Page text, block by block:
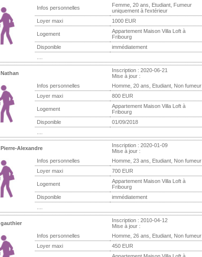
Infos personnelles
Femme, 20 ans, Etudiant, Fumeur
uniquement à l'extérieur
Loyer maxi 1000 EUR
Logement
Appartement Maison Villa Loft à
Fribourg
Disponible
immédiatement
Nathan
Inscription : 2020-06-21
Mise à jour :
Infos personnelles
Homme, 20 ans, Etudiant, Non fumeur
Loyer maxi 800 EUR
Logement
Appartement Maison Villa Loft à
Fribourg
Disponible
01/09/2018
Pierre-Alexandre
Inscription : 2020-01-09
Mise à jour :
Infos personnelles
Homme, 23 ans, Etudiant, Non fumeur
Loyer maxi 700 EUR
Logement
Appartement Maison Villa Loft à
Fribourg
Disponible
immédiatement
gauthier
Inscription : 2010-04-12
Mise à jour :
Infos personnelles
Homme, 26 ans, Etudiant, Non fumeur
Loyer maxi 450 EUR